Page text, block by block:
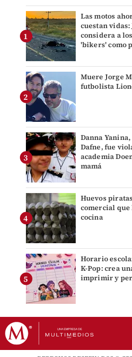
Las motos
cuestan vidas:
considera a
'bikers' como
Muere Jorge
futbolista
Danna
Dafne, fue
academia
mamá
Huevos
comercial
cocina
Horario
K-Pop: crea
imprimir y